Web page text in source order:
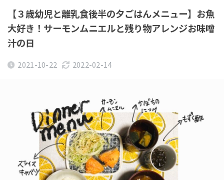
【３歳幼児と離乳食後半の夕ごはんメニュー】お魚
大好き！サーモンムニエルと残り物アレンジお味噌
汁の日
2021-10-22 2022-02-14